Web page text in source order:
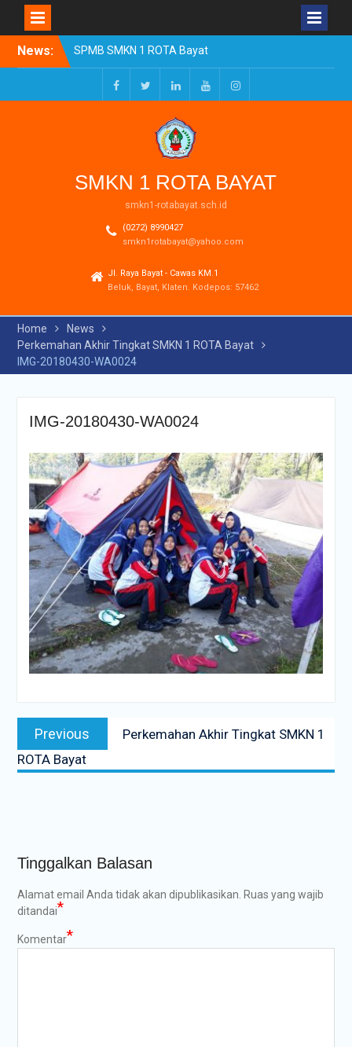
News:
SPMB SMKN 1 ROTA Bayat
Tahun Ajaran 2026/2027
Resmi Dibuka
Pengumuman Kelulusan
Tahun Ajaran 2025-2026
Realisasi Dana BOSP
Reguler Tahap 1 Tahun
FacebookTwitterLinkedInYoutubeInstagram
SMKN 1 ROTA BAYAT
smkn1-rotabayat.sch.id
(0272) 8990427
smkn1rotabayat@yahoo.com
Jl. Raya Bayat - Cawas KM.1
Beluk, Bayat, Klaten. Kodepos: 57462
Home
News
Perkemahan Akhir Tingkat SMKN 1 ROTA Bayat
IMG-20180430-WA0024
IMG-20180430-WA0024
Navigasi
posPrevious
post:
Perkemahan Akhir Tingkat SMKN 1
ROTA Bayat
Tinggalkan Balasan
Alamat email Anda tidak akan dipublikasikan. Ruas yang wajib
ditandai*
Komentar*